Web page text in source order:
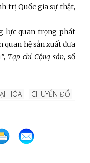
trị Quốc gia sự thật,
lực quan trọng phát
hệ sản xuất đưa
Tạp chí Cộng sản, số
HÓA
CHUYỂN ĐỔI